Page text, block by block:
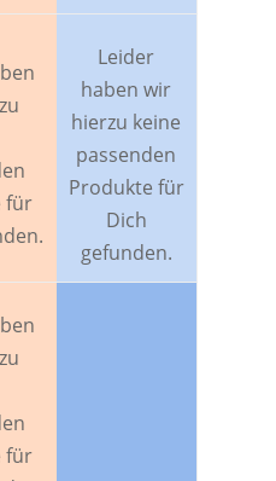
für
Leider
haben wir
hierzu keine
passenden
Produkte für
Dich
gefunden.
für